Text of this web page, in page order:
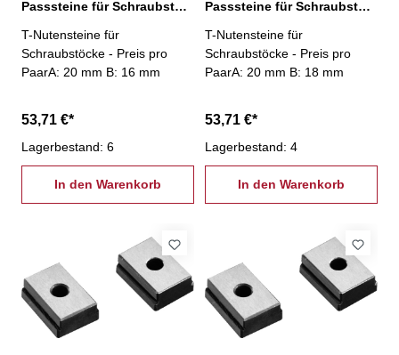
Passsteine für Schraubstöcke, 20/16 mm
T-Nutensteine für
Schraubstöcke - Preis pro
PaarA: 20 mm B: 16 mm
53,71 €*
Lagerbestand: 6
In den Warenkorb
Passsteine für Schraubstöcke, 20/18 mm
T-Nutensteine für
Schraubstöcke - Preis pro
PaarA: 20 mm B: 18 mm
53,71 €*
Lagerbestand: 4
In den Warenkorb